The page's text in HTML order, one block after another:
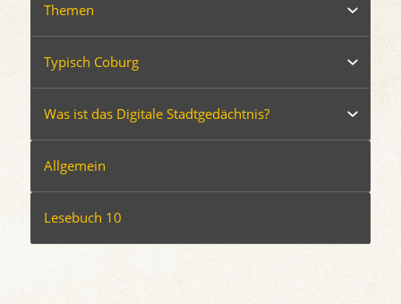
Themen
Typisch Coburg
Was ist das Digitale Stadtgedächtnis?
Allgemein
Lesebuch 10